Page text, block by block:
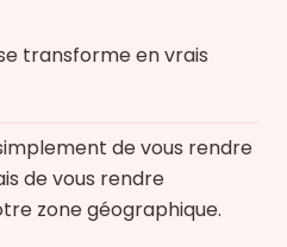
transforme en vrais
de vous rendre
de vous rendre
zone géographique.